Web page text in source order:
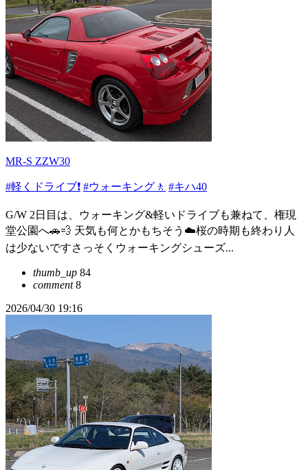
MR-S ZZW30
#軽くドライブ❗️ #ウォーキング🚶 #キハ40
G/W 2日目は、ウォーキング&軽いドライブも兼ねて、権現
堂公園へ🚗💨 天気も何とかもちそう☁️桜の時期も終わり人
は少ないですさっそくウォーキングシューズ...
thumb_up 84
comment8
2026/04/30 19:16